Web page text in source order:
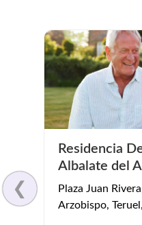
❮
Residencia
Albalate del
Plaza Juan
Arzobispo,